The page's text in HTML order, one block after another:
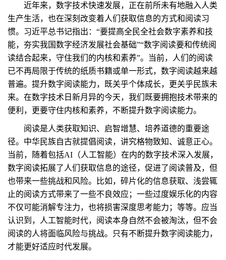
近年来，数字技术快速发展，正在前所未有地融入人类
生产生活，也在深刻改变着人们获取信息的方式和阅读习
惯。习近平总书记指出：“要提高全民全社会数字素养和技
能，夯实我国数字经济发展社会基础”“数字阅读要和传统阅
读结合起来，守住我们的内核和素养”。当前，人们的阅读
已不再局限于传统的纸质书籍或单一形式，数字阅读越来越
普遍。提升数字阅读能力，既关乎个体成长，更关乎民族未
来。在数字技术日新月异的今天，我们既要拥抱技术带来的
便利，更要守住内核和素养，不断提升数字阅读能力。
阅读是人类获取知识、启智增慧、培养道德的重要途
径。中华民族自古就提倡阅读，讲究格物致知、诚意正心。
当前，随着包括AI（人工智能）在内的数字技术深入发展，
数字阅读拓展了人们获取信息的途径，促进了阅读普及，但
也带来一些挑战和风险。比如，碎片化的信息获取、浅尝辄
止的阅读方式带来了一些不良效应；一些过度娱乐化的内容
不仅可能消解专注力，也将损害深度思考能力；等等。应当
认识到，人工智能时代，阅读本身自然不会被淘汰，但不会
阅读的人将面临风险与挑战。只有不断提升数字阅读能力，
才能更好适应时代发展。